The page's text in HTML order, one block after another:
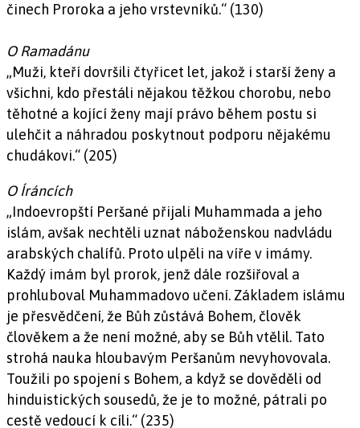
činech Proroka a jeho vrstevníků.“ (130)
O Ramadánu
„Muži, kteří dovršili čtyřicet let, jakož i starší ženy a
všichni, kdo přestáli nějakou těžkou chorobu, nebo
těhotné a kojící ženy mají právo během postu si
ulehčit a náhradou poskytnout podporu nějakému
chudákovi.“ (205)
O Íráncích
„Indoevropští Peršané přijali Muhammada a jeho
islám, avšak nechtěli uznat náboženskou nadvládu
arabských chalífů. Proto ulpěli na víře v imámy.
Každý imám byl prorok, jenž dále rozšiřoval a
prohluboval Muhammadovo učení. Základem islámu
je přesvědčení, že Bůh zůstává Bohem, člověk
člověkem a že není možné, aby se Bůh vtělil. Tato
strohá nauka hloubavým Peršanům nevyhovovala.
Toužili po spojení s Bohem, a když se dověděli od
hinduistických sousedů, že je to možné, pátrali po
cestě vedoucí k cíli.“ (235)